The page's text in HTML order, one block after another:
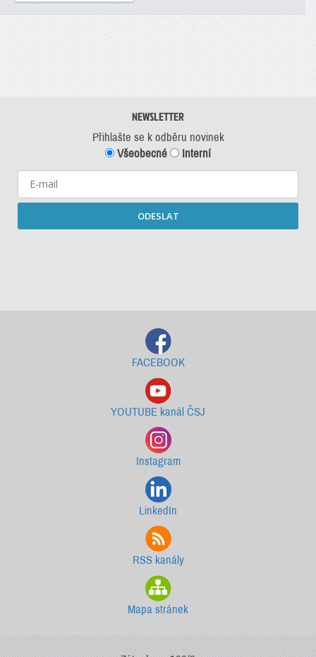
NEWSLETTER
Přihlašte se k odběru novinek
Všeobecné
Interní
ODESLAT
FACEBOOK
YOUTUBE kanál ČSJ
Instagram
LinkedIn
RSS kanály
Mapa stránek